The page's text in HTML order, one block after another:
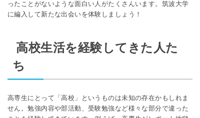
ったことがないような面白い人がたくさんいます。筑波大学
に編入して新たな出会いを体験しましょう！
高校生活を経験してきた人た
ち
高専生にとって「高校」というものは未知の存在かもしれま
せん。勉強内容や部活動、受験勉強など様々な部分で違った